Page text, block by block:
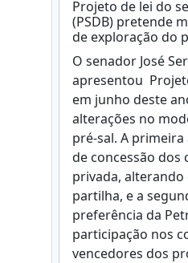
Projeto de lei do
(PSDB) pretende
de exploração do
O senador José
apresentou
em junho deste
alterações no
pré-sal. A
de concessão dos
privada,
partilha, e a
preferência da
participação nos
vencedores dos